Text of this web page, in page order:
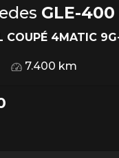
GLE-400
COUPÉ 4MATIC
7.400 km